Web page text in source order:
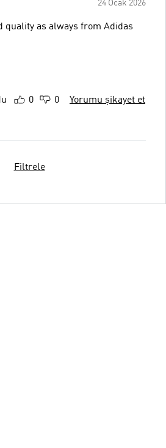
24 Ocak 2026
quality as always from Adidas
0 0 Yorumu şikayet et
Filtrele